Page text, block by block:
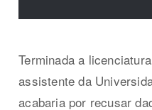
Terminada a
assistente da
acabaria por recusar